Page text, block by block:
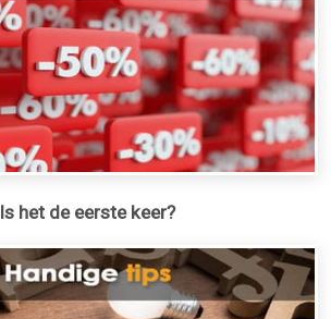
Is het de eerste keer?